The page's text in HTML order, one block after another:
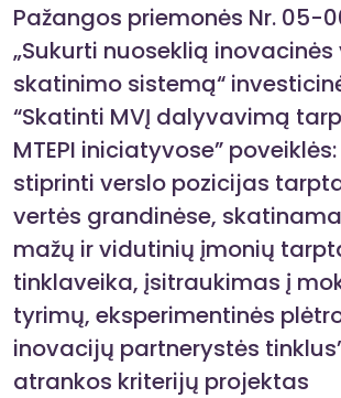
Pažangos priemonės Nr. 05-
„Sukurti nuoseklią inovacinės
skatinimo sistemą“
“Skatinti MVĮ dalyvavimą
MTEPI iniciatyvose”
stiprinti verslo pozicijas
vertės grandinėse,
mažų ir vidutinių įmonių
tinklaveika, įsitraukimas į
tyrimų, eksperimentinės
inovacijų partnerystės
atrankos kriterijų projektas